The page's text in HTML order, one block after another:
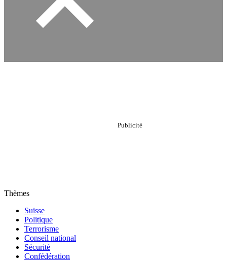
Thèmes
Suisse
Politique
Terrorisme
Conseil national
Sécurité
Confédération